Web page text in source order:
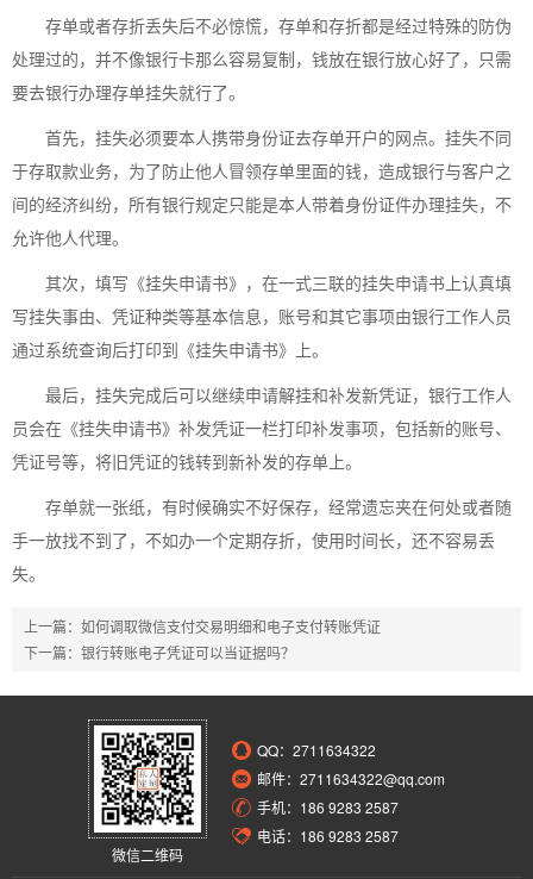
存单或者存折丢失后不必惊慌，存单和存折都是经过特殊的防伪
处理过的，并不像银行卡那么容易复制，钱放在银行放心好了，只需
要去银行办理存单挂失就行了。
首先，挂失必须要本人携带身份证去存单开户的网点。挂失不同
于存取款业务，为了防止他人冒领存单里面的钱，造成银行与客户之
间的经济纠纷，所有银行规定只能是本人带着身份证件办理挂失，不
允许他人代理。
其次，填写《挂失申请书》，在一式三联的挂失申请书上认真填
写挂失事由、凭证种类等基本信息，账号和其它事项由银行工作人员
通过系统查询后打印到《挂失申请书》上。
最后，挂失完成后可以继续申请解挂和补发新凭证，银行工作人
员会在《挂失申请书》补发凭证一栏打印补发事项，包括新的账号、
凭证号等，将旧凭证的钱转到新补发的存单上。
存单就一张纸，有时候确实不好保存，经常遗忘夹在何处或者随
手一放找不到了，不如办一个定期存折，使用时间长，还不容易丢
失。
上一篇： 如何调取微信支付交易明细和电子支付转账凭证
下一篇： 银行转账电子凭证可以当证据吗？
微信二维码
QQ：2711634322
邮件：2711634322@qq.com
手机：186 9283 2587
电话：186 9283 2587